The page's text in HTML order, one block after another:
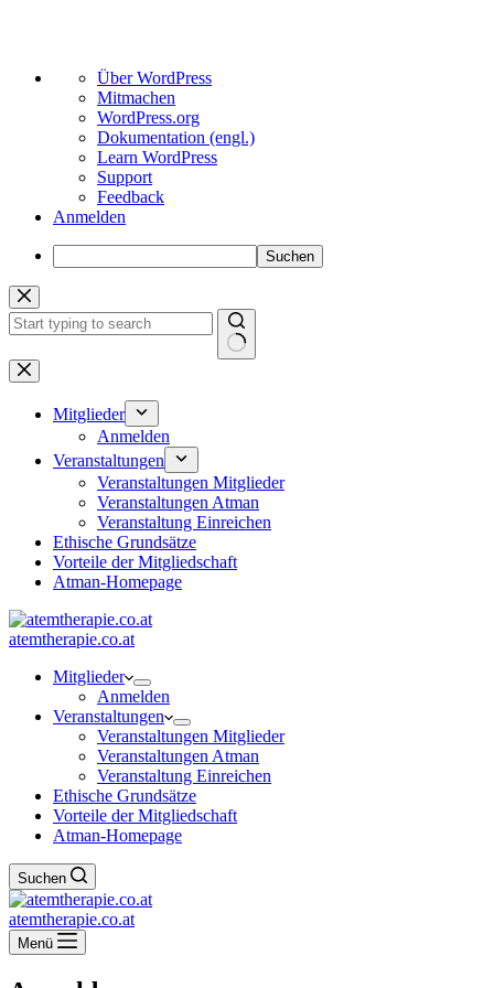
Über
WordPress
Über WordPress
Mitmachen
WordPress.org
Dokumentation (engl.)
Learn WordPress
Support
Feedback
Anmelden
Suchen
Zum
Inhalt
springen
Keine
Ergebnisse
Mitglieder
Anmelden
Veranstaltungen
Veranstaltungen Mitglieder
Veranstaltungen Atman
Veranstaltung Einreichen
Ethische Grundsätze
Vorteile der Mitgliedschaft
Atman-Homepage
atemtherapie.co.at
Mitglieder
Anmelden
Veranstaltungen
Veranstaltungen Mitglieder
Veranstaltungen Atman
Veranstaltung Einreichen
Ethische Grundsätze
Vorteile der Mitgliedschaft
Atman-Homepage
Suchen
atemtherapie.co.at
Menü